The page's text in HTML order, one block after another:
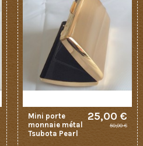
Mini porte
monnaie métal
Tsubota Pearl
25,00 €
50,00 €